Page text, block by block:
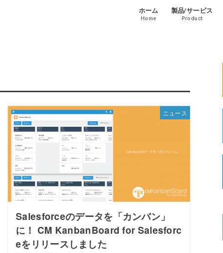
ホーム
Home
製品/サービス
Product
ニュース
Salesforceのデータを「カンバン」
に！ CM KanbanBoard for Salesforc
eをリリースしました